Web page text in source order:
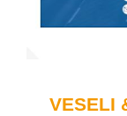
VESELI